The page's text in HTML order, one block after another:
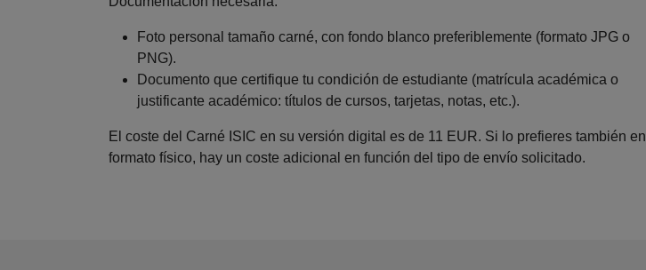
Foto personal tamaño carné, con fondo blanco preferiblemente (formato JPG o
PNG).
Documento que certifique tu condición de estudiante (matrícula académica o
justificante académico: títulos de cursos, tarjetas, notas, etc.).
El coste del Carné ISIC en su versión digital es de 11 EUR. Si lo prefieres también en
formato físico, hay un coste adicional en función del tipo de envío solicitado.